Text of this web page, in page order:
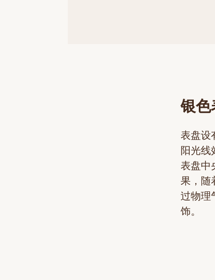
银
表盘设
阳光线
表盘中
果，随
过物理
饰。